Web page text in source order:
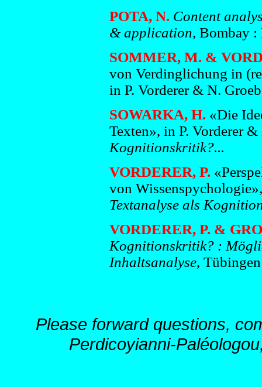
POTA, N. Content
& application, Bombay :
SOMMER, M. &
von Verdinglichung in
in P. Vorderer & N.
SOWARKA, H. «Die
Texten», in P. Vorderer
Kognitionskritik?...
VORDERER, P.
von
Textanalyse als
VORDERER, P. &
Kognitionskritik? :
Inhaltsanalyse,
Please forward questions,
Perdicoyianni-